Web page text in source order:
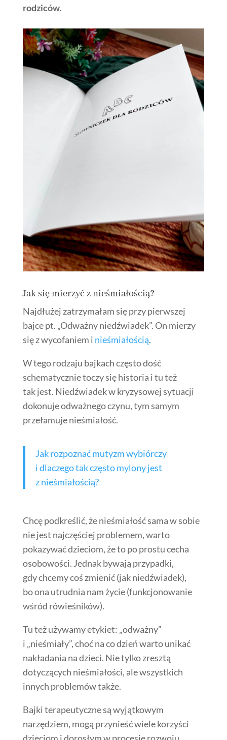
rodziców.
Jak się mierzyć z nieśmiałością?
Najdłużej zatrzymałam się przy pierwszej
bajce pt. „Odważny niedźwiadek”. On mierzy
się z wycofaniem i nieśmiałością.
W tego rodzaju bajkach często dość
schematycznie toczy się historia i tu też
tak jest. Niedźwiadek w kryzysowej sytuacji
dokonuje odważnego czynu, tym samym
przełamuje nieśmiałość.
Jak rozpoznać mutyzm wybiórczy
i dlaczego tak często mylony jest
z nieśmiałością?
Chcę podkreślić, że nieśmiałość sama w sobie
nie jest najczęściej problemem, warto
pokazywać dzieciom, że to po prostu cecha
osobowości. Jednak bywają przypadki,
gdy chcemy coś zmienić (jak niedźwiadek),
bo ona utrudnia nam życie (funkcjonowanie
wśród rówieśników).
Tu też używamy etykiet: „odważny”
i „nieśmiały”, choć na co dzień warto unikać
nakładania na dzieci. Nie tylko zresztą
dotyczących nieśmiałości, ale wszystkich
innych problemów także.
Bajki terapeutyczne są wyjątkowym
narzędziem, mogą przynieść wiele korzyści